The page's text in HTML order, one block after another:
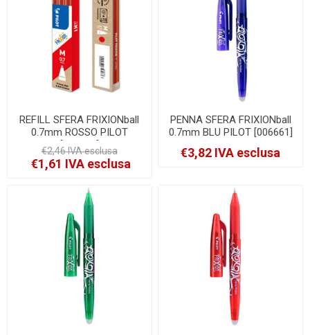
REFILL SFERA FRIXIONball
0.7mm ROSSO PILOT
[006658]
€2,46 IVA esclusa
€1,61 IVA esclusa
PENNA SFERA FRIXIONball
0.7mm BLU PILOT [006661]
€3,82 IVA esclusa